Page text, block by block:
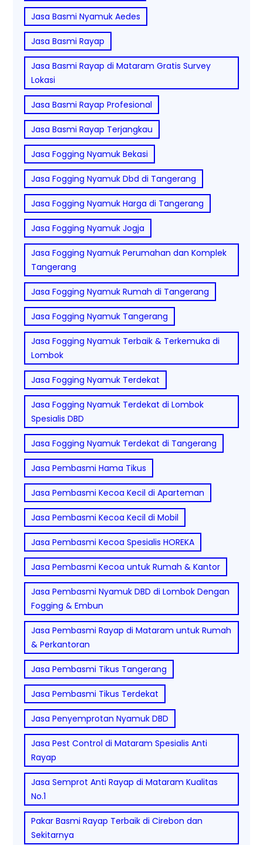
Jasa Basmi Nyamuk Aedes
Jasa Basmi Rayap
Jasa Basmi Rayap di Mataram Gratis Survey
Lokasi
Jasa Basmi Rayap Profesional
Jasa Basmi Rayap Terjangkau
Jasa Fogging Nyamuk Bekasi
Jasa Fogging Nyamuk Dbd di Tangerang
Jasa Fogging Nyamuk Harga di Tangerang
Jasa Fogging Nyamuk Jogja
Jasa Fogging Nyamuk Perumahan dan Komplek
Tangerang
Jasa Fogging Nyamuk Rumah di Tangerang
Jasa Fogging Nyamuk Tangerang
Jasa Fogging Nyamuk Terbaik & Terkemuka di
Lombok
Jasa Fogging Nyamuk Terdekat
Jasa Fogging Nyamuk Terdekat di Lombok
Spesialis DBD
Jasa Fogging Nyamuk Terdekat di Tangerang
Jasa Pembasmi Hama Tikus
Jasa Pembasmi Kecoa Kecil di Aparteman
Jasa Pembasmi Kecoa Kecil di Mobil
Jasa Pembasmi Kecoa Spesialis HOREKA
Jasa Pembasmi Kecoa untuk Rumah & Kantor
Jasa Pembasmi Nyamuk DBD di Lombok Dengan
Fogging & Embun
Jasa Pembasmi Rayap di Mataram untuk Rumah
& Perkantoran
Jasa Pembasmi Tikus Tangerang
Jasa Pembasmi Tikus Terdekat
Jasa Penyemprotan Nyamuk DBD
Jasa Pest Control di Mataram Spesialis Anti
Rayap
Jasa Semprot Anti Rayap di Mataram Kualitas
No.1
Pakar Basmi Rayap Terbaik di Cirebon dan
Sekitarnya